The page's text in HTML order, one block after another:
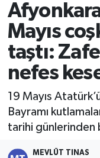
Mayıs
taştı:
nefes
19 Mayıs
Bayramı
tarihi günlerinden
MEVLÜT TINAS
Siyaset
Spor
Sağlık
Teknoloji
Süper Lig
Son Dakika
Haber Arşivi